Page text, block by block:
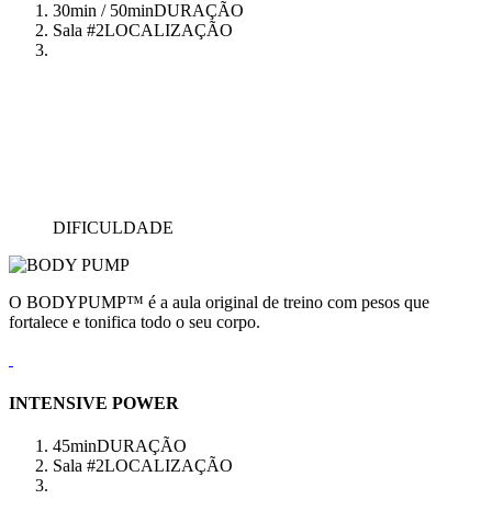
30min / 50minDURAÇÃO
Sala #2LOCALIZAÇÃO
DIFICULDADE
O BODYPUMP™ é a aula original de treino com pesos que
fortalece e tonifica todo o seu corpo.
INTENSIVE POWER
45minDURAÇÃO
Sala #2LOCALIZAÇÃO